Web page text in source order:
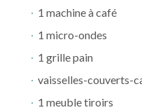
1 machine à café
1 micro-ondes
1 grille pain
vaisselles-couverts-
1 meuble tiroirs